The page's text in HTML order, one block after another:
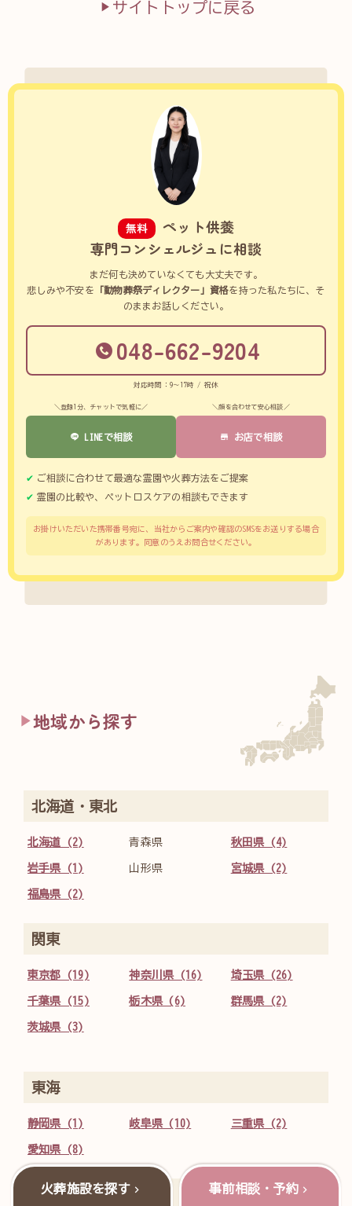
サイトトップに戻る
無料
ペット供養
専門コンシェルジュに相談
まだ何も決めていなくても大丈夫です。
悲しみや不安を 「動物葬祭ディレクター」資格を持った私たちに、そ
のままお話しください。
048-662-9204
対応時間：9～17時 / 祝休
＼登録1分、チャットで気軽に／
LINEで相談
＼顔を合わせて安心相談／
お店で相談
ご相談に合わせて最適な霊園や火葬方法をご提案
霊園の比較や、ペットロスケアの相談もできます
お掛けいただいた携帯番号宛に、当社からご案内や確認のSMSをお送りする場合
があります。同意のうえお問合せください。
地域から探す
北海道・東北
北海道 (2) 青森県 秋田県 (4)
岩手県 (1) 山形県 宮城県 (2)
福島県 (2)
関東
東京都 (19) 神奈川県 (16) 埼玉県 (26)
千葉県 (15) 栃木県 (6) 群馬県 (2)
茨城県 (3)
東海
静岡県 (1) 岐阜県 (10) 三重県 (2)
愛知県 (8)
甲信越・北陸
火葬施設を探す 事前相談・予約